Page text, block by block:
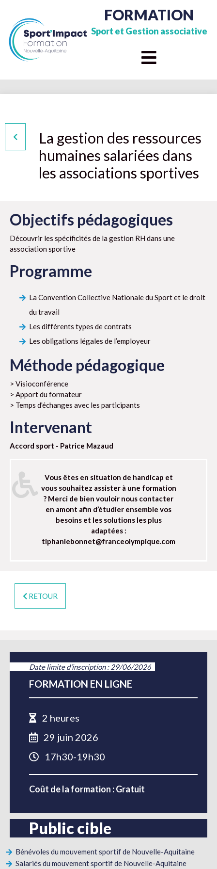
FORMATION
Sport et Gestion associative
La gestion des ressources
humaines salariées dans
les associations sportives
Objectifs pédagogiques
Découvrir les spécificités de la gestion RH dans une
association sportive
Programme
La Convention Collective Nationale du Sport et le droit
du travail
Les différents types de contrats
Les obligations légales de l’employeur
Méthode pédagogique
> Visioconférence
> Apport du formateur
> Temps d'échanges avec les participants
Intervenant
Accord sport - Patrice Mazaud
Vous êtes en situation de handicap et
vous souhaitez assister à une formation
? Merci de bien vouloir nous contacter
en amont afin d’étudier ensemble vos
besoins et les solutions les plus
adaptées :
tiphaniebonnet@franceolympique.com
RETOUR
Date limite d'inscription : 29/06/2026
FORMATION EN LIGNE
2 heures
29 juin 2026
17h30-19h30
Coût de la formation : Gratuit
Public cible
Bénévoles du mouvement sportif de Nouvelle-Aquitaine
Salariés du mouvement sportif de Nouvelle-Aquitaine